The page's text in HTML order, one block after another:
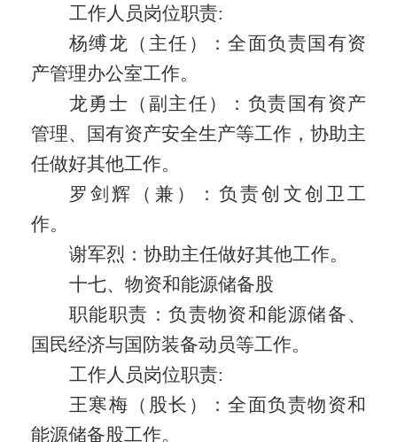
工作人员岗位职责:
杨缚龙（主任）：全面负责国有资
产管理办公室工作。
龙勇士（副主任）：负责国有资产
管理、国有资产安全生产等工作，协助主
任做好其他工作。
罗剑辉（兼）：负责创文创卫工
作。
谢军烈：协助主任做好其他工作。
十七、物资和能源储备股
职能职责：负责物资和能源储备、
国民经济与国防装备动员等工作。
工作人员岗位职责:
王寒梅（股长）：全面负责物资和
能源储备股工作。